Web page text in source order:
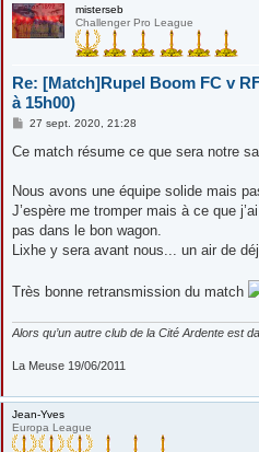
misterseb
Challenger Pro League
Re: [Match]Rupel Boom FC v
à 15h00)
M
s
g
27 sept. 2020, 21:28
Ce match résume ce que sera notre
Nous avons une équipe solide mais
J’espère me tromper mais à ce que
pas dans le bon wagon.
Lixhe y sera avant nous... un air de
Très bonne retransmission du match
Alors qu’un autre club de la Cité Ardente est
La Meuse 19/06/2011
Jean-Yves
Europa League